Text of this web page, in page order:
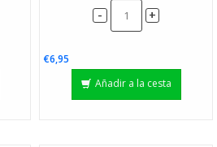
- +
€6,95
Añadir a la cesta